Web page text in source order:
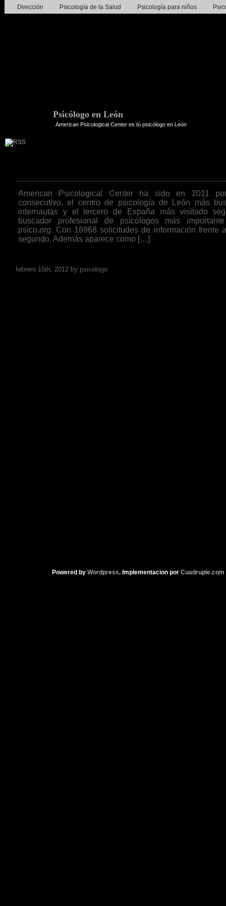
Dirección Psicología de la Salud Psicología para niños
Psicólogo en León
American Psicological Center es tú psicólogo en León
American Psicological Center ha sido en 2011
consecutivo, el centro de psicología de León más
internautas y el tercero de España más visitado
buscador profesional de psicólogos más
psico.org. Con 16968 solicitudes de información frente
segundo. Además aparece como […]
febrero 15th, 2012 by psicologo
Powered byWordpress. Implementacion porCuadruple.com